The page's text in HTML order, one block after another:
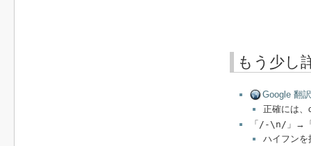
もう少し
Google 翻訳
正確には、
「 /-\n/ 」→
ハイフンを